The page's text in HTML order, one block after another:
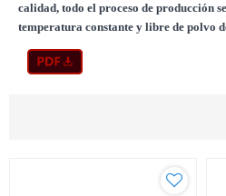
calidad, todo el proceso de producción
temperatura constante y libre de polvo